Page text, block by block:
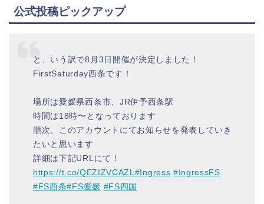
公式投稿ピックアップ
と、いう訳で8月3日開催が決定しました！
FirstSaturday西条です！
場所は愛媛県西条市、JR伊予西条駅
時間は18時〜となっております
順次、このアカウントにてお知らせを発表していき
たいと思います
詳細は下記URLにて！
https://t.co/QEZIZVCAZL#Ingress #IngressFS
#FS西条#FS愛媛 #FS四国